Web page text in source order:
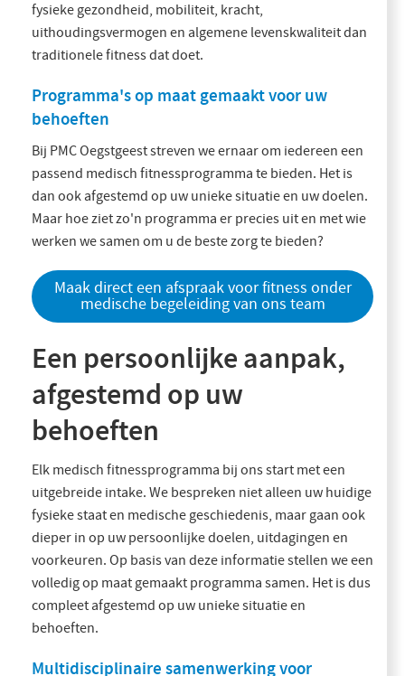
fysieke gezondheid, mobiliteit, kracht,
uithoudingsvermogen en algemene levenskwaliteit dan
traditionele fitness dat doet.
Programma's op maat gemaakt voor uw
behoeften
Bij PMC Oegstgeest streven we ernaar om iedereen een
passend medisch fitnessprogramma te bieden. Het is
dan ook afgestemd op uw unieke situatie en uw doelen.
Maar hoe ziet zo'n programma er precies uit en met wie
werken we samen om u de beste zorg te bieden?
Maak direct een afspraak voor fitness onder
medische begeleiding van ons team
Een persoonlijke aanpak,
afgestemd op uw
behoeften
Elk medisch fitnessprogramma bij ons start met een
uitgebreide intake. We bespreken niet alleen uw huidige
fysieke staat en medische geschiedenis, maar gaan ook
dieper in op uw persoonlijke doelen, uitdagingen en
voorkeuren. Op basis van deze informatie stellen we een
volledig op maat gemaakt programma samen. Het is dus
compleet afgestemd op uw unieke situatie en
behoeften.
Multidisciplinaire samenwerking voor